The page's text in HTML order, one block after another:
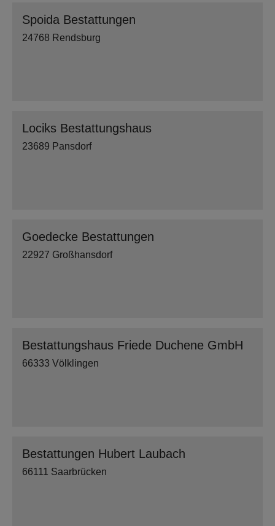
Spoida Bestattungen
24768 Rendsburg
Lociks Bestattungshaus
23689 Pansdorf
Goedecke Bestattungen
22927 Großhansdorf
Bestattungshaus Friede Duchene GmbH
66333 Völklingen
Bestattungen Hubert Laubach
66111 Saarbrücken